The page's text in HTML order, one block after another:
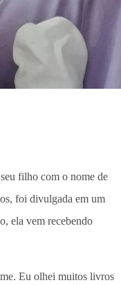
filho com o nome de
foi divulgada em um
ela vem recebendo
Eu olhei muitos livros